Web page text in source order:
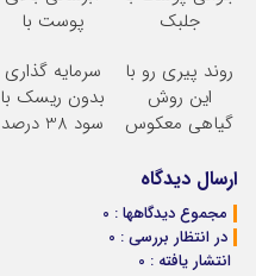
جلبک
محصول با
تخفیف ویژه
پوست با
روند پیری رو با
این روش
گیاهی معکوس
سرمایه گذاری
بدون ریسک با
سود 38 درصد
ارسال دیدگاه
مجموع دیدگاهها : 0
در انتظار بررسی : 0
انتشار یافته : 0